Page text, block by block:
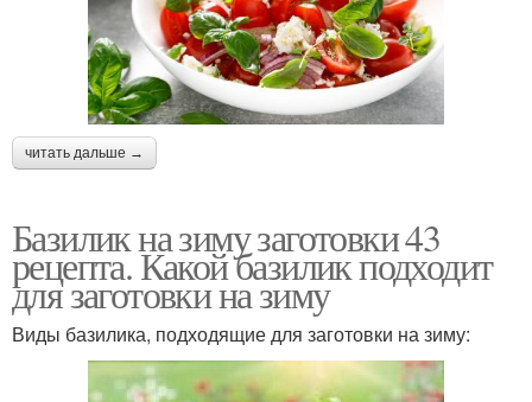
читать дальше →
Базилик на зиму заготовки 43
рецепта. Какой базилик подходит
для заготовки на зиму
Виды базилика, подходящие для заготовки на зиму: